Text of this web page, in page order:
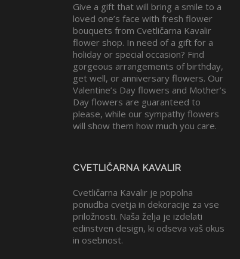
Give a gift that will bring a smile to a
loved one’s face with fresh flower
bouquets from Cvetličarna Kavalir
flower shop. In need of a gift for a
holiday or special occasion? Find
gorgeous arrangements of birthday,
get well, or anniversary flowers. Our
Valentine’s Day flowers and Mother’s
Day flowers are guaranteed to
please, while our sympathy flowers
will show them how much you care.
CVETLIČARNA KAVALIR
Cvetličarna Kavalir je popolna
ponudba cvetja in dekoracije za vse
priložnosti. Naša želja je izdelati
edinstven design, ki odseva vaš okus
in osebnost.